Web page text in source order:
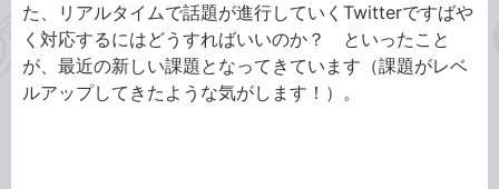
た、リアルタイムで話題が進行していくTwitterですばや
く対応するにはどうすればいいのか？ といったこと
が、最近の新しい課題となってきています（課題がレベ
ルアップしてきたような気がします！）。